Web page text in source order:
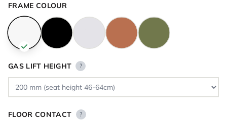
FRAME COLOUR
GAS LIFT HEIGHT ?
FLOOR CONTACT ?